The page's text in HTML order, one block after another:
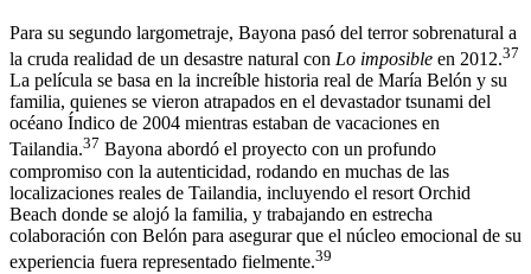
Para su segundo largometraje, Bayona pasó del terror sobrenatural a
la cruda realidad de un desastre natural con Lo imposible en 2012.37
La película se basa en la increíble historia real de María Belón y su
familia, quienes se vieron atrapados en el devastador tsunami del
océano Índico de 2004 mientras estaban de vacaciones en
Tailandia.37 Bayona abordó el proyecto con un profundo
compromiso con la autenticidad, rodando en muchas de las
localizaciones reales de Tailandia, incluyendo el resort Orchid
Beach donde se alojó la familia, y trabajando en estrecha
colaboración con Belón para asegurar que el núcleo emocional de su
experiencia fuera representado fielmente.39